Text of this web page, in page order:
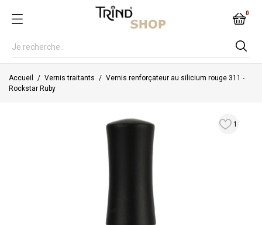
0
Accueil Vernis traitants
Vernis renforçateur au silicium rouge 311 -
Rockstar Ruby
1